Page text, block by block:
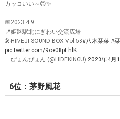
カッコいい～😊✨
📅2023.4.9
📍姫路駅北にぎわい交流広場
🎤HIMEJI SOUND BOX Vol.53#八木栞菜 #
pic.twitter.com/9oe08pEhlK
— ぴょんぴょん (@HIDEKINGU) 2023年4月
6位：茅野風花